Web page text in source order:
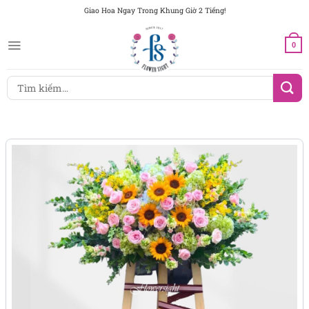
dung
Giao Hoa Ngay Trong Khung Giờ 2 Tiếng!
0
Tìm
kiếm: